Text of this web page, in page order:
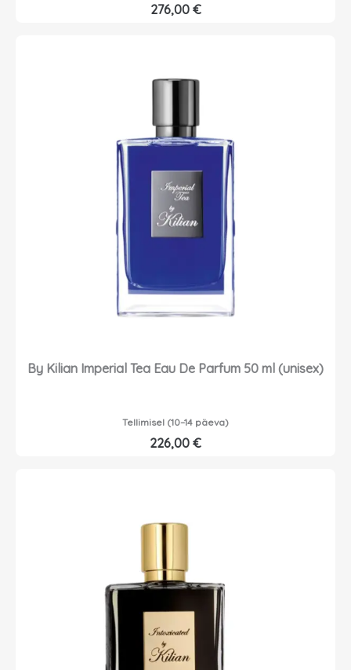
276,00 €
By Kilian Imperial Tea Eau De Parfum 50 ml (unisex)
Tellimisel (10–14 päeva)
226,00 €